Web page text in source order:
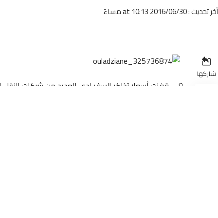
أخر تحديث : 2016/06/30 at 10:13 مساءً
شاركها
قفزت أسعار تذاكر السفر لدى العديد من شركات